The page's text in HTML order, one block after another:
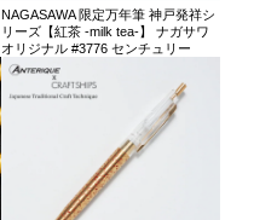
NAGASAWA 限定万年筆 神戸発祥シ
リーズ【紅茶 -milk tea-】 ナガサワ
オリジナル #3776 センチュリー